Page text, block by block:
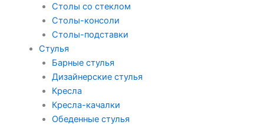
Столы со стеклом
Столы-консоли
Столы-подставки
Стулья
Барные стулья
Дизайнерские стулья
Кресла
Кресла-качалки
Обеденные стулья